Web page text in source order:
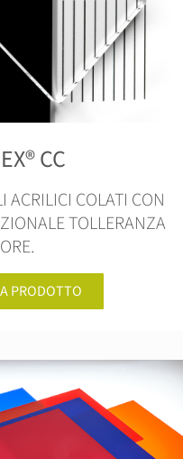
CC
ACRILICI COLATI CON
TOLLERANZA
PRODOTTO